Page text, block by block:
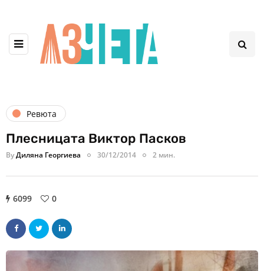
Ревюта
Плесницата Виктор Пасков
ByДиляна Георгиева 30/12/2014 2 мин.
6099 0